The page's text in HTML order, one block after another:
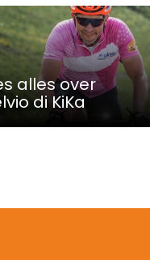
alles over
di KiKa